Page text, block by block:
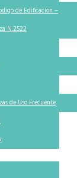
de Edificacion –
N.2522
de Uso Frecuente